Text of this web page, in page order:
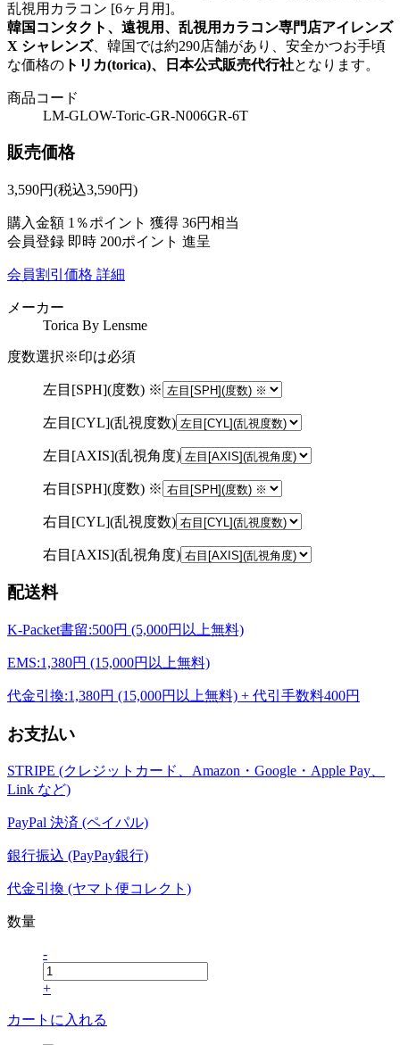
乱視用カラコン [6ヶ月用]。
韓国コンタクト、遠視用、乱視用カラコン専門店アイレンズ
X シャレンズ、韓国では約290店舗があり、安全かつお手頃
な価格の トリカ(torica)、日本公式販売代行社となります。
商品コード
LM-GLOW-Toric-GR-N006GR-6T
販売価格
3,590円(税込3,590円)
購入金額 1％ポイント 獲得 36円相当
会員登録 即時 200ポイント 進呈
会員割引価格 詳細
メーカー
Torica By Lensme
度数選択※印は必須
左目[SPH](度数) ※
左目[CYL](乱視度数)
左目[AXIS](乱視角度)
右目[SPH](度数) ※
右目[CYL](乱視度数)
右目[AXIS](乱視角度)
配送料
K-Packet書留:500円 (5,000円以上無料)
EMS:1,380円 (15,000円以上無料)
代金引換:1,380円 (15,000円以上無料) + 代引手数料400円
お支払い
STRIPE (クレジットカード、Amazon・Google・Apple Pay、
Link など)
PayPal 決済 (ペイパル)
銀行振込 (PayPay銀行)
代金引換 (ヤマト便コレクト)
数量
-
+
カートに入れる